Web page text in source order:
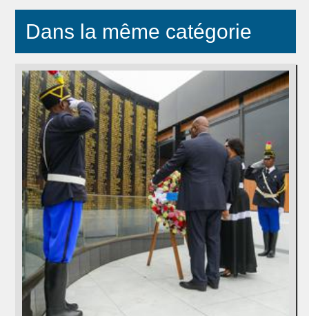
Dans la même catégorie